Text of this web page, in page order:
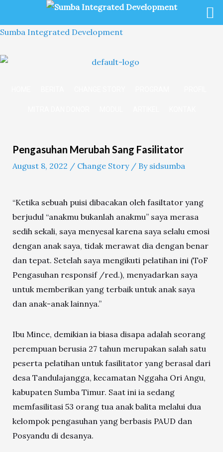
content
Sumba Integrated Development
Pengasuhan Merubah Sang Fasilitator
August 8, 2022 / Change Story/ By sidsumba
“Ketika sebuah puisi dibacakan oleh fasiltator yang
berjudul “anakmu bukanlah anakmu” saya merasa
sedih sekali, saya menyesal karena saya selalu emosi
dengan anak saya, tidak merawat dia dengan benar
dan tepat. Setelah saya mengikuti pelatihan ini (ToF
Pengasuhan responsif /red.), menyadarkan saya
untuk memberikan yang terbaik untuk anak saya
dan anak-anak lainnya.”
Ibu Mince, demikian ia biasa disapa adalah seorang
perempuan berusia 27 tahun merupakan salah satu
peserta pelatihan untuk fasilitator yang berasal dari
desa Tandulajangga, kecamatan Nggaha Ori Angu,
kabupaten Sumba Timur. Saat ini ia sedang
memfasilitasi 53 orang tua anak balita melalui dua
kelompok pengasuhan yang berbasis PAUD dan
Posyandu di desanya.